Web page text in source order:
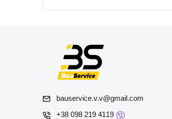
В КОРЗИНУ
bauservice.v.v@gmail.com
+38 098 219 4119